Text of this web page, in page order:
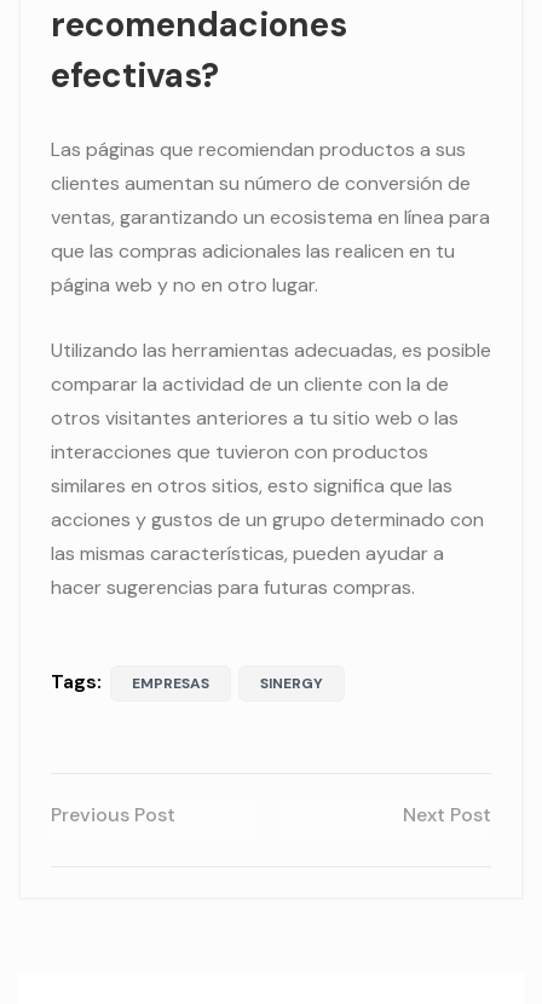
recomendaciones
efectivas?
Las páginas que recomiendan productos a sus
clientes aumentan su número de conversión de
ventas, garantizando un ecosistema en línea para
que las compras adicionales las realicen en tu
página web y no en otro lugar.
Utilizando las herramientas adecuadas, es posible
comparar la actividad de un cliente con la de
otros visitantes anteriores a tu sitio web o las
interacciones que tuvieron con productos
similares en otros sitios, esto significa que las
acciones y gustos de un grupo determinado con
las mismas características, pueden ayudar a
hacer sugerencias para futuras compras.
Tags: EMPRESAS SINERGY
Previous Post Next Post